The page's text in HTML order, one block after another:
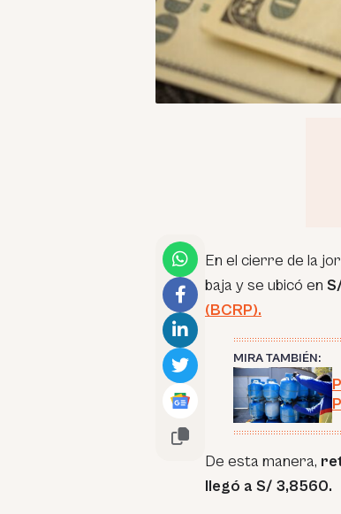
En el cierre de la
baja y se ubicó en
(BCRP).
MIRA TAMBIÉN:
De esta manera,
llegó a S/ 3,8560.